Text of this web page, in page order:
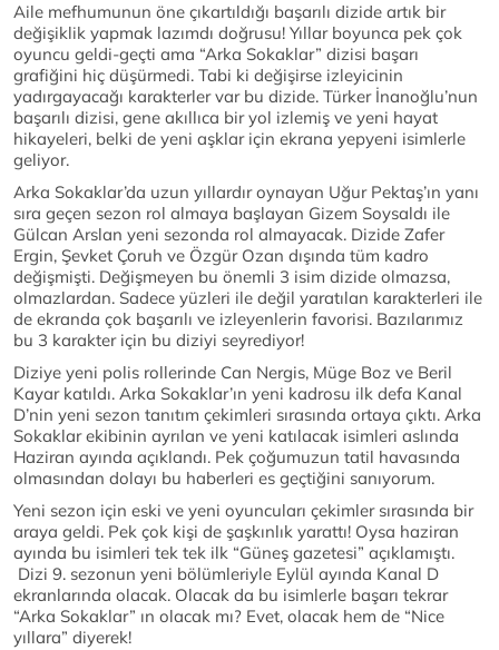
Aile mefhumunun öne çıkartıldığı başarılı dizide artık bir
değişiklik yapmak lazımdı doğrusu! Yıllar boyunca pek çok
oyuncu geldi-geçti ama “Arka Sokaklar” dizisi başarı
grafiğini hiç düşürmedi. Tabi ki değişirse izleyicinin
yadırgayacağı karakterler var bu dizide. Türker İnanoğlu’nun
başarılı dizisi, gene akıllıca bir yol izlemiş ve yeni hayat
hikayeleri, belki de yeni aşklar için ekrana yepyeni isimlerle
geliyor.
Arka Sokaklar’da uzun yıllardır oynayan Uğur Pektaş’ın yanı
sıra geçen sezon rol almaya başlayan Gizem Soysaldı ile
Gülcan Arslan yeni sezonda rol almayacak. Dizide Zafer
Ergin, Şevket Çoruh ve Özgür Ozan dışında tüm kadro
değişmişti. Değişmeyen bu önemli 3 isim dizide olmazsa,
olmazlardan. Sadece yüzleri ile değil yaratılan karakterleri ile
de ekranda çok başarılı ve izleyenlerin favorisi. Bazılarımız
bu 3 karakter için bu diziyi seyrediyor!
Diziye yeni polis rollerinde Can Nergis, Müge Boz ve Beril
Kayar katıldı. Arka Sokaklar’ın yeni kadrosu ilk defa Kanal
D’nin yeni sezon tanıtım çekimleri sırasında ortaya çıktı. Arka
Sokaklar ekibinin ayrılan ve yeni katılacak isimleri aslında
Haziran ayında açıklandı. Pek çoğumuzun tatil havasında
olmasından dolayı bu haberleri es geçtiğini sanıyorum.
Yeni sezon için eski ve yeni oyuncuları çekimler sırasında bir
araya geldi. Pek çok kişi de şaşkınlık yarattı! Oysa haziran
ayında bu isimleri tek tek ilk “Güneş gazetesi” açıklamıştı.
Dizi 9. sezonun yeni bölümleriyle Eylül ayında Kanal D
ekranlarında olacak. Olacak da bu isimlerle başarı tekrar
“Arka Sokaklar” ın olacak mı? Evet, olacak hem de “Nice
yıllara” diyerek!